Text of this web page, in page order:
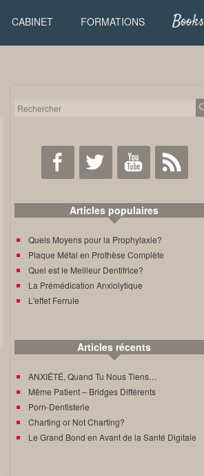
CABINET FORMATIONS Books
Facebook Twitter Youtube
Articles populaires
Quels Moyens pour la Prophylaxie?
Plaque Métal en Prothèse Complète
Quel est le Meilleur Dentifrice?
La Prémédication Anxiolytique
L'effet Ferrule
Articles récents
ANXIÉTÉ, Quand Tu Nous Tiens…
Même Patient – Bridges Différents
Porn-Dentisterie
Charting or Not Charting?
Le Grand Bond en Avant de la Santé Digitale